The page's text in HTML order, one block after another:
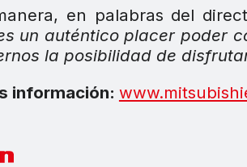
en palabras del
un auténtico placer poder
la posibilidad de
información: